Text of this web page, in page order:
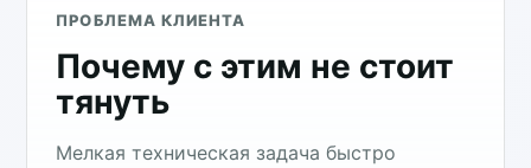
ПРОБЛЕМА КЛИЕНТА
Почему с этим не стоит
тянуть
Мелкая техническая задача быстро